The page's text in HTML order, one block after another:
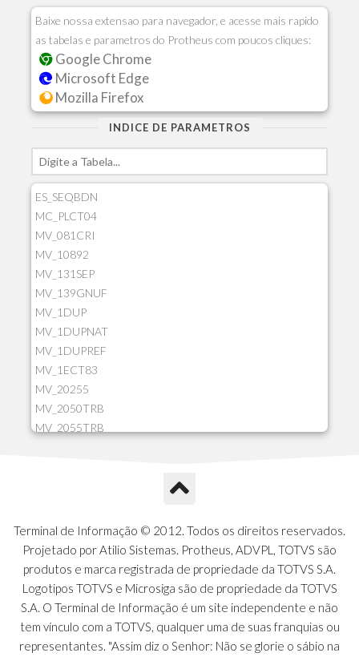
Baixe nossa extensao para navegador, e acesse mais rapido
as tabelas e parametros do Protheus com poucos cliques:
Google Chrome
Microsoft Edge
Mozilla Firefox
INDICE DE PARAMETROS
ES_SEQBDN
MC_PLCT04
MV_081CRI
MV_10892
MV_131SEP
MV_139GNUF
MV_1DUP
MV_1DUPNAT
MV_1DUPREF
MV_1ECT83
MV_20255
MV_2050TRB
MV_2055TRB
MV_2GNOINC
MV_320SLD
MV_325PMDA
MV_330ATCM
MV_340LOCK
MV_3DUPREF
MV_5CLIFOR
Terminal de Informação © 2012. Todos os direitos reservados.
Projetado por Atilio Sistemas. Protheus, ADVPL, TOTVS são
produtos e marca registrada de propriedade da TOTVS S.A.
Logotipos TOTVS e Microsiga são de propriedade da TOTVS
S.A. O Terminal de Informação é um site independente e não
tem vínculo com a TOTVS, qualquer uma de suas franquias ou
representantes. "Assim diz o Senhor: Não se glorie o sábio na